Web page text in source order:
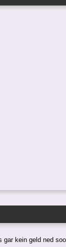
kein geld ned